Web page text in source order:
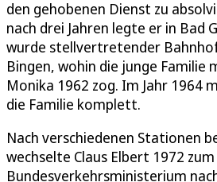
den gehobenen Dienst zu
nach drei Jahren legte er in Bad
wurde stellvertretender
Bingen, wohin die junge Familie
Monika 1962 zog. Im Jahr 1964
die Familie komplett.
Nach verschiedenen Stationen
wechselte Claus Elbert 1972 zum
Bundesverkehrsministerium